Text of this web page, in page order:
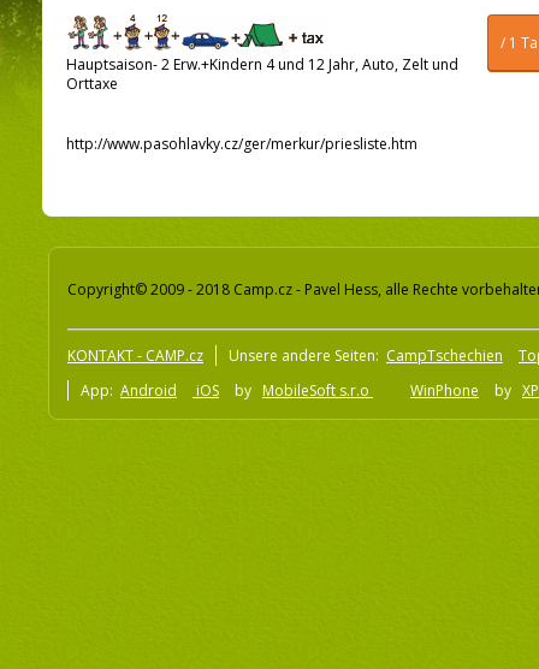
/ 1
Hauptsaison- 2 Erw.+Kindern 4 und 12 Jahr, Auto, Zelt und
Orttaxe
http://www.pasohlavky.cz/ger/merkur/priesliste.htm
Copyright© 2009 - 2018 Camp.cz - Pavel Hess, alle Rechte
KONTAKT - CAMP.cz Unsere andere Seiten: CampTschechien
App: Android iOS by MobileSoft s.r.o WinPhone by